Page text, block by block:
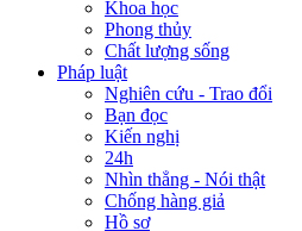
Khoa học
Phong thủy
Chất lượng sống
Pháp luật
Nghiên cứu - Trao đổi
Bạn đọc
Kiến nghị
24h
Nhìn thẳng - Nói thật
Chống hàng giả
Hồ sơ